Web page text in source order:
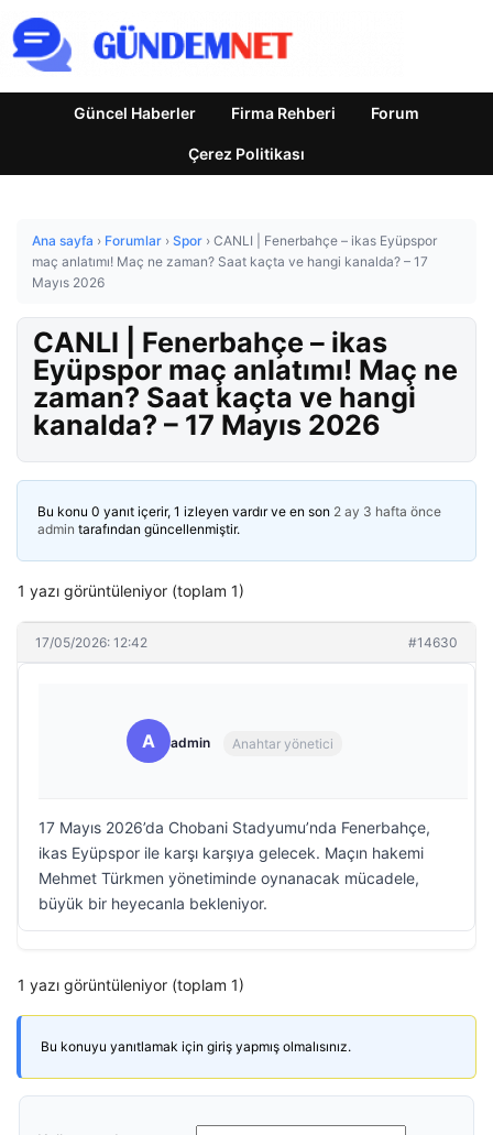
Güncel Haberler Firma Rehberi Forum
Çerez Politikası
Ana sayfa › Forumlar › Spor › CANLI | Fenerbahçe – ikas Eyüpspor
maç anlatımı! Maç ne zaman? Saat kaçta ve hangi kanalda? – 17
Mayıs 2026
CANLI | Fenerbahçe – ikas
Eyüpspor maç anlatımı! Maç ne
zaman? Saat kaçta ve hangi
kanalda? – 17 Mayıs 2026
Bu konu 0 yanıt içerir, 1 izleyen vardır ve en son 2 ay 3 hafta önce
admin tarafından güncellenmiştir.
1 yazı görüntüleniyor (toplam 1)
17/05/2026: 12:42 #14630
A admin Anahtar yönetici
17 Mayıs 2026’da Chobani Stadyumu’nda Fenerbahçe,
ikas Eyüpspor ile karşı karşıya gelecek. Maçın hakemi
Mehmet Türkmen yönetiminde oynanacak mücadele,
büyük bir heyecanla bekleniyor.
1 yazı görüntüleniyor (toplam 1)
Bu konuyu yanıtlamak için giriş yapmış olmalısınız.